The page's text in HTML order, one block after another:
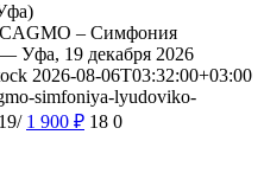
– Симфония
Уфа, 19 декабря 2026
2026-08-06T03:32:00+03:00
simfoniya-lyudoviko-
1 900 ₽ 18 0